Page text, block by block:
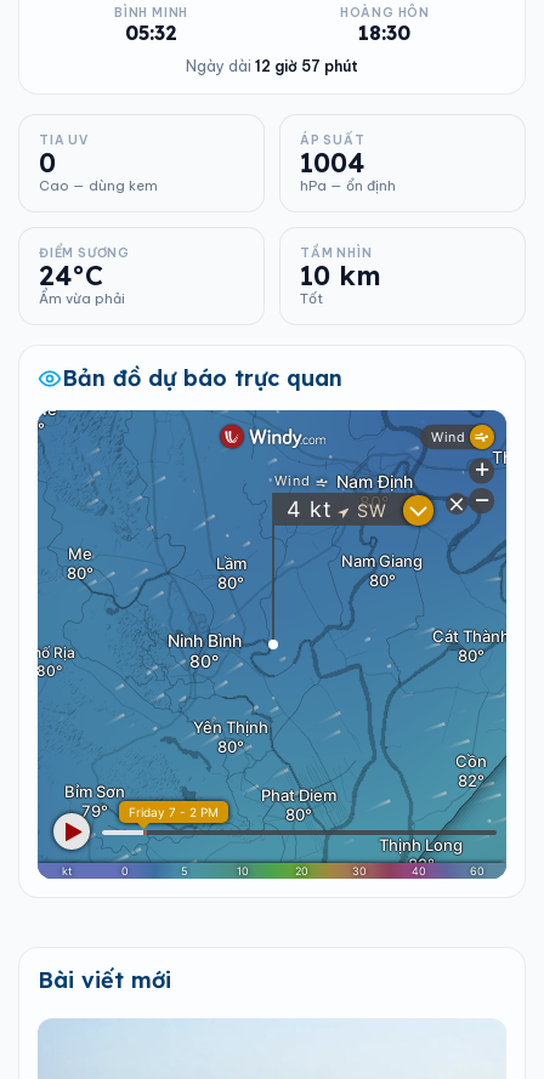
BÌNH MINH
05:32
HOÀNG HÔN
18:30
Ngày dài 12 giờ 57 phút
TIA UV
0
Cao — dùng kem
ÁP SUẤT
1004
hPa — ổn định
ĐIỂM SƯƠNG
24°C
Ẩm vừa phải
TẦM NHÌN
10 km
Tốt
Bản đồ dự báo trực quan
Bài viết mới